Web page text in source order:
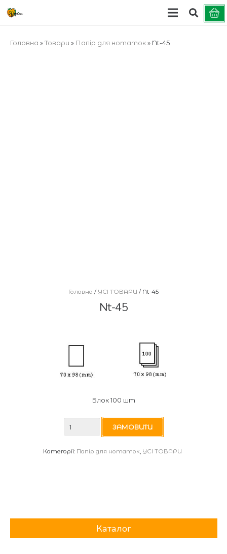
Головна »Товари » Папір для нотаток» Nt-45
Головна / УСІ ТОВАРИ / Nt-45
Nt-45
Блок 100 шт
Nt-
кількість
ЗАМОВИТИ
Категорії: Папір для нотаток, УСІ ТОВАРИ
Каталог